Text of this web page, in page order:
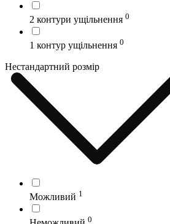
2 контури ущільнення 0
1 контур ущільнення 0
Нестандартний розмір
Можливий 1
0